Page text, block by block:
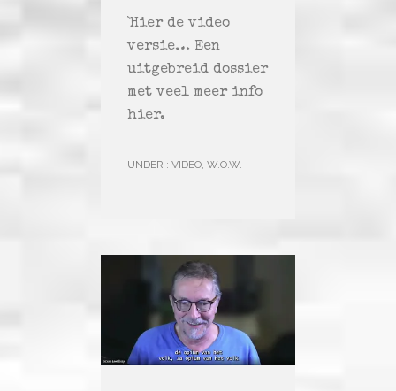
`Hier de video
versie… Een
uitgebreid dossier
met veel meer info
hier.
UNDER : VIDEO W.O.W.